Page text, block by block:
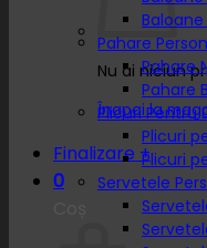
Nu ai niciun
Înapoi la
Finalizare +
0
Pahare
Pahare
Pahare
Plicuri Pentru
Plicuri
Plicuri
Servetele